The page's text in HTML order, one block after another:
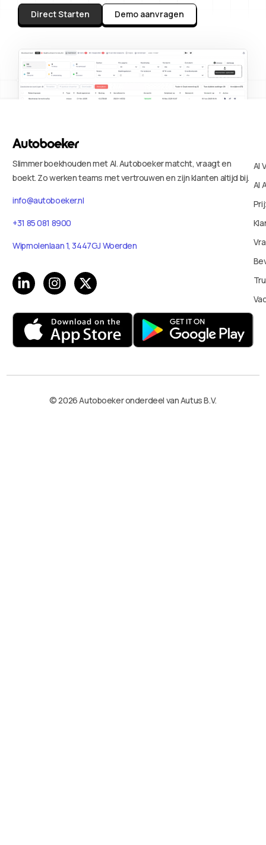
Direct Starten Demo aanvragen
Slimmer boekhouden met AI. Autoboeker matcht, vraagt en
boekt. Zo werken teams met vertrouwen en zijn klanten altijd bij.
info@autoboeker.nl
+31 85 081 8900
Wipmolenlaan 1, 3447GJ Woerden
AI
AI
© 2026 Autoboeker onderdeel van Autus B.V.